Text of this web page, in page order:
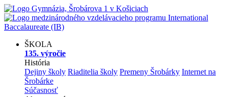
ŠKOLA
135. výročie
História
Dejiny školy Riaditelia školy Premeny Šrobárky Internet na
Šrobárke
Súčasnosť